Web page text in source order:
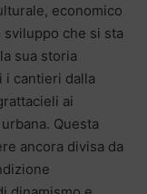
economico
che si sta
sua storia
i cantieri dalla
ai
Questa
ancora divisa da